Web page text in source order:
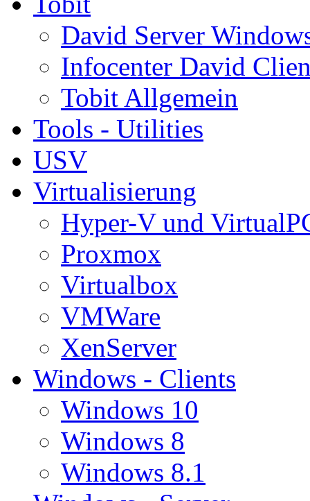
David Server
Infocenter David
Tobit Allgemein
Tools - Utilities
USV
Virtualisierung
Hyper-V und
Proxmox
Virtualbox
VMWare
XenServer
Windows - Clients
Windows 10
Windows 8
Windows 8.1